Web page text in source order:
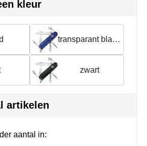
& fiets
& outdoor
kleur
transparant blauw
zwart
artikelen
aantal in: